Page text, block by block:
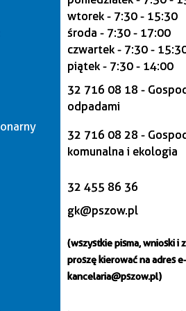
wtorek - 7:30 - 15:30
środa - 7:30 - 17:00
czwartek - 7:30 -
piątek - 7:30 - 14:00
32 716 08 18 -
odpadami
32 716 08 28 -
komunalna i ekologia
32 455 86 36
gk@pszow.pl
(wszystkie pisma, wnioski i
proszę kierować na adres
kancelaria@pszow.pl)